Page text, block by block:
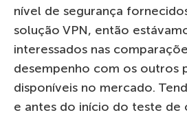
nível de segurança
solução VPN, então
interessados nas
desempenho com os outros
disponíveis no mercado.
e antes do início do teste de